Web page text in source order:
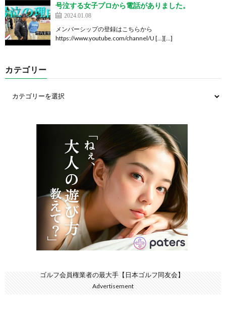
号泣する女子プロから電話がありました。
2024.01.08
メンバーシップの登録はこちらから
https://www.youtube.com/channel/U […][…]
カテゴリー
ゴルフ会員権業者の最大手【日本ゴルフ同友会】
Advertisement